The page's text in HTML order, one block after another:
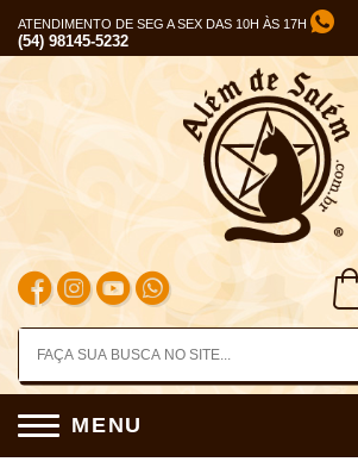
ATENDIMENTO DE SEG A SEX DAS 10H ÀS 17H
(54) 98145-5232
MENU